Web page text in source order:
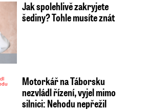
Jak spolehlivě zakryjete
šediny? Tohle musíte znát
Motorkář na Táborsku
nezvládl řízení, vyjel mimo
silnici: Nehodu nepřežil